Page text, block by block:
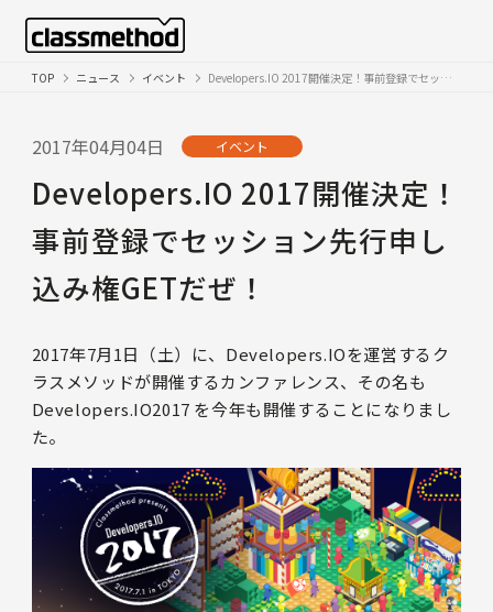
TOP ニュース イベント Developers.IO 2017開催決定！事前登録でセッション先行申し込み権GETだぜ！
2017年04月04日 イベント
Developers.IO 2017開催決定！
事前登録でセッション先行申し
込み権GETだぜ！
2017年7月1日（土）に、Developers.IOを運営するク
ラスメソッドが開催するカンファレンス、その名も
Developers.IO2017 を今年も開催することになりまし
た。